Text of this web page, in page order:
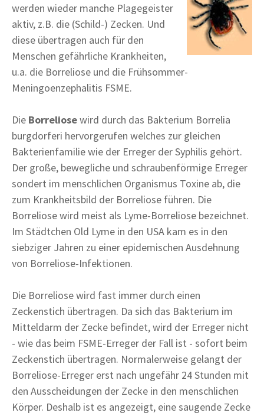
werden wieder manche Plagegeister
aktiv, z.B. die (Schild-) Zecken. Und
diese übertragen auch für den
Menschen gefährliche Krankheiten,
u.a. die Borreliose und die Frühsommer-
Meningoenzephalitis FSME.
Die Borreliosewird durch das Bakterium Borrelia
burgdorferi hervorgerufen welches zur gleichen
Bakterienfamilie wie der Erreger der Syphilis gehört.
Der große, bewegliche und schraubenförmige Erreger
sondert im menschlichen Organismus Toxine ab, die
zum Krankheitsbild der Borreliose führen. Die
Borreliose wird meist als Lyme-Borreliose bezeichnet.
Im Städtchen Old Lyme in den USA kam es in den
siebziger Jahren zu einer epidemischen Ausdehnung
von Borreliose-Infektionen.
Die Borreliose wird fast immer durch einen
Zeckenstich übertragen. Da sich das Bakterium im
Mitteldarm der Zecke befindet, wird der Erreger nicht
- wie das beim FSME-Erreger der Fall ist - sofort beim
Zeckenstich übertragen. Normalerweise gelangt der
Borreliose-Erreger erst nach ungefähr 24 Stunden mit
den Ausscheidungen der Zecke in den menschlichen
Körper. Deshalb ist es angezeigt, eine saugende Zecke